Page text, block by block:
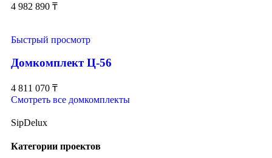
4 982 890 ₸
Быстрый просмотр
Домкомплект Ц-56
4 811 070 ₸
Смотреть все домкомплекты
SipDelux
Категории проектов